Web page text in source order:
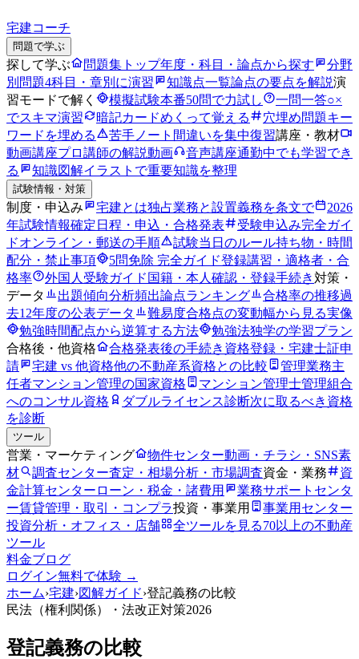
宅建コーチ
問題で学ぶ
探して学ぶ 問題集トップ年度・科目・論点から探す
分野
別問題4科目・章別に演習 知識点一覧論点の要点を解説演
習モードで解く
模擬試験本番50問で力試し 一問一答○×
でスキマ演習
暗記カードめくって覚える 穴埋め問題キー
ワードを埋める
苦手ノート 間違いを集中復習講座・教材
動画講座プロ講師の解説動画 音声講座通勤中でも学習でき
る
知識図解イラストで重要知識を整理
試験情報・対策
制度・申込み 宅建とは独占業務と設置義務を条文で
2026
年試験情報確定日程・申込・合格発表
受験申込み完全ガイ
ドオンライン・郵送の手順 試験当日のルール持ち物・時間
配分・禁止事項
5問免除 完全ガイド登録講習・適格者・合
格率
外国人受験ガイド 国籍・本人確認・登録手続き対策・
データ
出題傾向分析頻出論点ランキング 合格率の推移過
去12年度の公表データ
難易度合格点の変動幅から見る実像
勉強時間配点から逆算する方法 勉強法独学の学習プラン
合格後・他資格
合格発表後の手続き 資格登録・宅建士証申
請
宅建 vs 他資格他の不動産系資格との比較
管理業務主
任者マンション管理の国家資格 マンション管理士管理組合
へのコンサル資格
ダブルライセンス診断次に取るべき資格
を診断
ツール
営業・マーケティング 物件センター動画・チラシ・SNS素
材
調査センター査定・相場分析・市場調査資金・業務
資
金計算センター ローン・税金・諸費用
業務サポートセンタ
ー賃貸管理・取引・コンプラ投資・事業用
事業用センター
投資分析・オフィス・店舗
全ツールを見る70以上の不動産
ツール
料金ブログ
ログイン無料で体験 →
ホーム›宅建›図解ガイド›登記義務の比較
民法（権利関係）
・法改正対策2026
登記義務の比較